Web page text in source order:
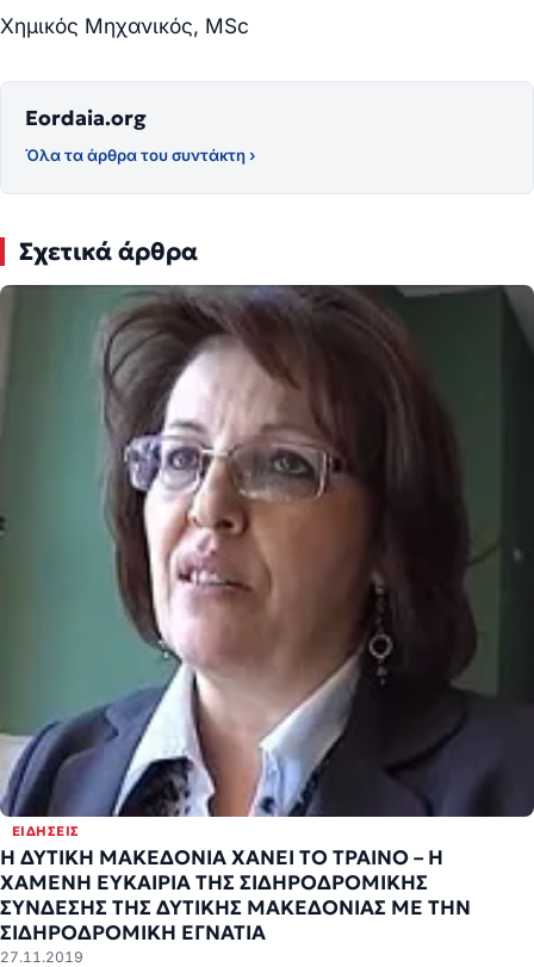
Χημικός Μηχανικός, MSc
Eordaia.org
Όλα τα άρθρα του συντάκτη ›
Σχετικά άρθρα
ΕΙΔΉΣΕΙΣ
Η ΔΥΤΙΚΗ ΜΑΚΕΔΟΝΙΑ ΧΑΝΕΙ ΤΟ ΤΡΑΙΝΟ – Η
ΧΑΜΕΝΗ ΕΥΚΑΙΡΙΑ ΤΗΣ ΣΙΔΗΡΟΔΡΟΜΙΚΗΣ
ΣΥΝΔΕΣΗΣ ΤΗΣ ΔΥΤΙΚΗΣ ΜΑΚΕΔΟΝΙΑΣ ΜΕ ΤΗΝ
ΣΙΔΗΡΟΔΡΟΜΙΚΗ ΕΓΝΑΤΙΑ
27.11.2019